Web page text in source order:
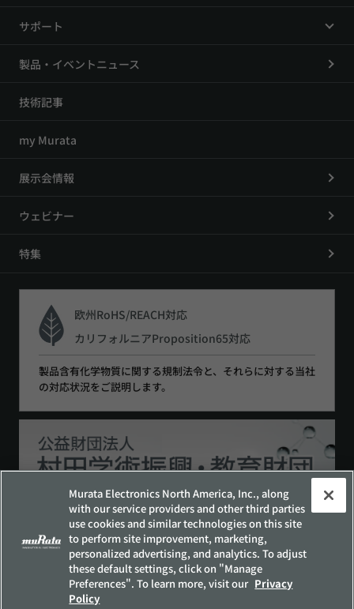
サポート
製品・イベントニュース
技術記事
my Murata
展示会情報
ウェビナー
特集
欧州RoHS/REACH対応
カリフォルニアProposition65対応
製品含有化学物質に関する規制法令と、それらに対する当社
の対応状況をご説明します。
サイトポリシー
ソーシャルメディアポリシー
個人情報保護方針
お客様の個人情報の取り扱いについて
Murata Electronics North America, Inc., along
with our service providers and other third parties
use cookies and similar technologies on this site
to perform site improvement, marketing,
personalized advertising, and analytics. To adjust
these default settings, click on "Manage
Preferences". To learn more, visit our Privacy
Policy